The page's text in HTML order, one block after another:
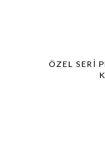
ÖZEL SERI